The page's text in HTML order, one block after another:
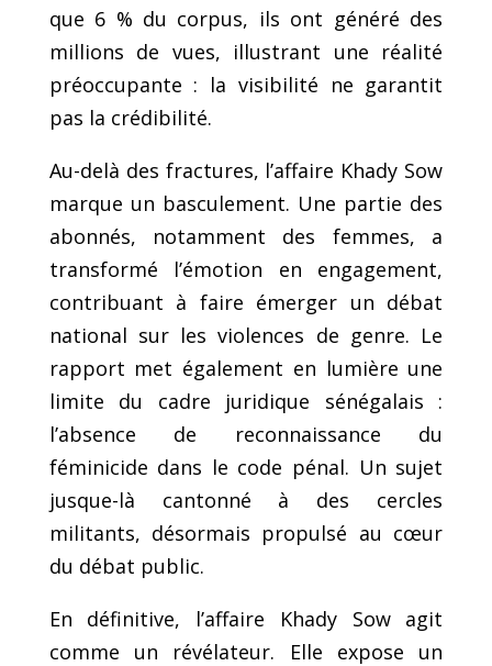
que 6 % du corpus, ils ont généré des
millions de vues, illustrant une réalité
préoccupante : la visibilité ne garantit
pas la crédibilité.
Au-delà des fractures, l’affaire Khady Sow
marque un basculement. Une partie des
abonnés, notamment des femmes, a
transformé l’émotion en engagement,
contribuant à faire émerger un débat
national sur les violences de genre. Le
rapport met également en lumière une
limite du cadre juridique sénégalais :
l’absence de reconnaissance du
féminicide dans le code pénal. Un sujet
jusque-là cantonné à des cercles
militants, désormais propulsé au cœur
du débat public.
En définitive, l’affaire Khady Sow agit
comme un révélateur. Elle expose un